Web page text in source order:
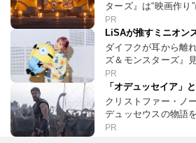
ターズ』は“映画作り”
PR
LiSAが推すミニオン
ダイフクが耳から離
ズ＆モンスターズ』
PR
「オデュッセイア」
クリストファー・ノ
デュッセウスの物語
PR